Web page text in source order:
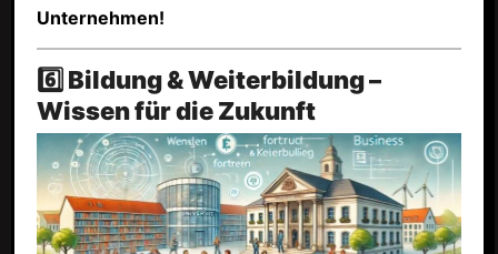
Unternehmen!
6️⃣ Bildung & Weiterbildung –
Wissen für die Zukunft